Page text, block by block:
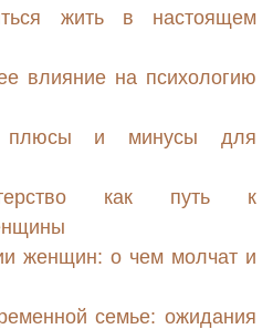
жить в настоящем
влияние на психологию
плюсы и минусы для
как путь к
женщин: о чем молчат и
семье: ожидания